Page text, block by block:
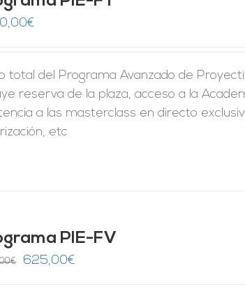
€
total del Programa Avanzado de
reserva de la plaza, acceso a la
a las masterclass en directo
etc.
PIE-FV
€
El
625,00€